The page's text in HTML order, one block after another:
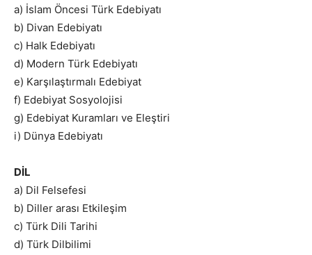
a) İslam Öncesi Türk Edebiyatı
b) Divan Edebiyatı
c) Halk Edebiyatı
d) Modern Türk Edebiyatı
e) Karşılaştırmalı Edebiyat
f) Edebiyat Sosyolojisi
g) Edebiyat Kuramları ve Eleştiri
i) Dünya Edebiyatı
DİL
a) Dil Felsefesi
b) Diller arası Etkileşim
c) Türk Dili Tarihi
d) Türk Dilbilimi